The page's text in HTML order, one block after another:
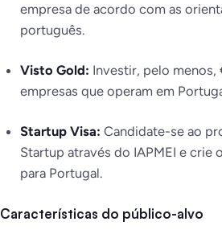
empresa de acordo com as
português.
Visto Gold: Investir, pelo
empresas que operam em
Startup Visa: Candidate-se ao
Startup através do IAPMEI e crie
para Portugal.
Características do público-alvo